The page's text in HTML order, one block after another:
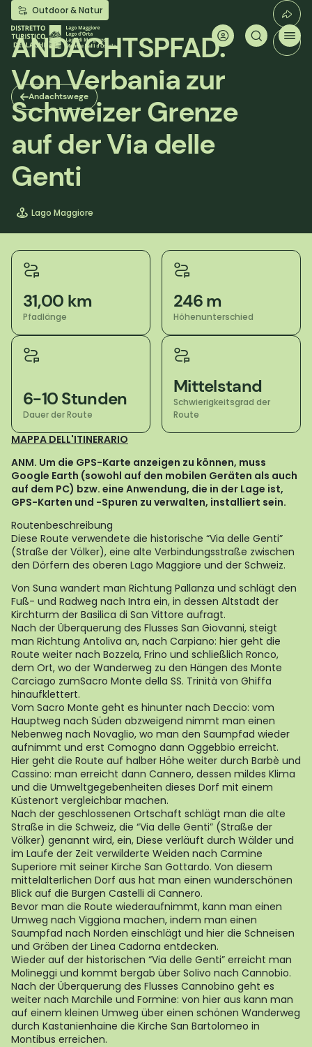
Direkt
zum
Inhalt
Andachtswege
Outdoor & Natur
ANDACHTSPFAD:
Von Verbania zur
Schweizer Grenze
auf der Via delle
Genti
Lago Maggiore
31,00 km
Pfadlänge
246 m
Höhenunterschied
6-10 Stunden
Dauer der Route
Mittelstand
Schwierigkeitsgrad der
Route
MAPPA DELL'ITINERARIO
ANM. Um die GPS-Karte anzeigen zu können, muss
Google Earth (sowohl auf den mobilen Geräten als auch
auf dem PC) bzw. eine Anwendung, die in der Lage ist,
GPS-Karten und -Spuren zu verwalten, installiert sein.
Routenbeschreibung
Diese Route verwendete die historische “Via delle Genti”
(Straße der Völker), eine alte Verbindungsstraße zwischen
den Dörfern des oberen Lago Maggiore und der Schweiz.
Von Suna wandert man Richtung Pallanza und schlägt den
Fuß- und Radweg nach Intra ein, in dessen Altstadt der
Kirchturm der Basilica di San Vittore aufragt.
Nach der Überquerung des Flusses San Giovanni, steigt
man Richtung Antoliva an, nach Carpiano: hier geht die
Route weiter nach Bozzela, Frino und schließlich Ronco,
dem Ort, wo der Wanderweg zu den Hängen des Monte
Carciago zumSacro Monte della SS. Trinità von Ghiffa
hinaufklettert.
Vom Sacro Monte geht es hinunter nach Deccio: vom
Hauptweg nach Süden abzweigend nimmt man einen
Nebenweg nach Novaglio, wo man den Saumpfad wieder
aufnimmt und erst Comogno dann Oggebbio erreicht.
Hier geht die Route auf halber Höhe weiter durch Barbè und
Cassino: man erreicht dann Cannero, dessen mildes Klima
und die Umweltgegebenheiten dieses Dorf mit einem
Küstenort vergleichbar machen.
Nach der geschlossenen Ortschaft schlägt man die alte
Straße in die Schweiz, die “Via delle Genti” (Straße der
Völker) genannt wird, ein, Diese verläuft durch Wälder und
im Laufe der Zeit verwilderte Weiden nach Carmine
Superiore mit seiner Kirche San Gottardo. Von diesem
mittelalterlichen Dorf aus hat man einen wunderschönen
Blick auf die Burgen Castelli di Cannero.
Bevor man die Route wiederaufnimmt, kann man einen
Umweg nach Viggiona machen, indem man einen
Saumpfad nach Norden einschlägt und hier die Schneisen
und Gräben der Linea Cadorna entdecken.
Wieder auf der historischen “Via delle Genti” erreicht man
Molineggi und kommt bergab über Solivo nach Cannobio.
Nach der Überquerung des Flusses Cannobino geht es
weiter nach Marchile und Formine: von hier aus kann man
auf einem kleinen Umweg über einen schönen Wanderweg
durch Kastanienhaine die Kirche San Bartolomeo in
Montibus erreichen.